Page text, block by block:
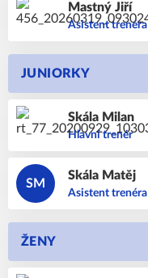
Jiří
Mastný
Asistent trenéra
JUNIORKY
Milan
Skála
Hlavní trenér
SM
Matěj
Skála
Asistent trenéra
ŽENY